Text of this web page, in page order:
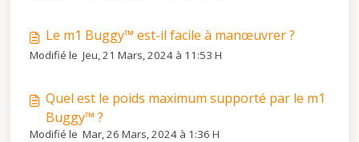
Le m1 Buggy™ est-il facile à manœuvrer ?
Modifié le Jeu, 21 Mars, 2024 à 11:53 H
Quel est le poids maximum supporté par le m1
Buggy™ ?
Modifié le Mar, 26 Mars, 2024 à 1:36 H